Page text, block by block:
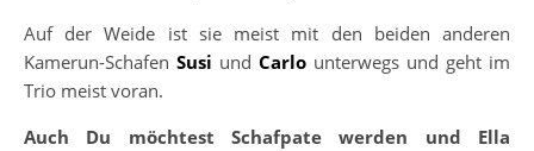
Auf der Weide ist sie meist mit den beiden anderen
Kamerun-Schafen Susi und Carlo unterwegs und geht im
Trio meist voran.
Auch Du möchtest Schafpate werden und Ella